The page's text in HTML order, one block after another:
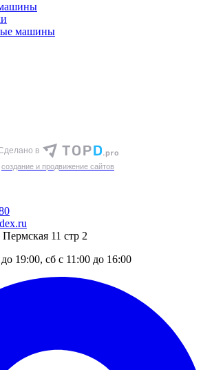
машины
в
cоздание и продвижение сайтов
11 стр 2
19:00, сб с 11:00 до 16:00